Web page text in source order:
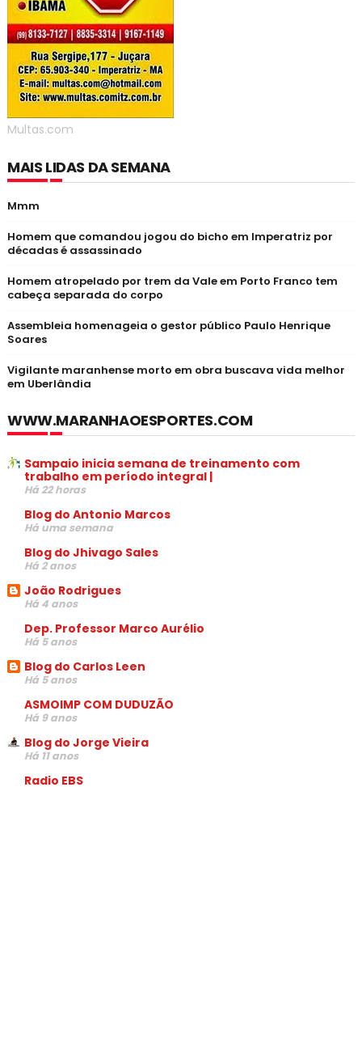
Multas.com
MAIS LIDAS DA SEMANA
Mmm
Homem que comandou jogou do bicho em Imperatriz por
décadas é assassinado
Homem atropelado por trem da Vale em Porto Franco tem
cabeça separada do corpo
Assembleia homenageia o gestor público Paulo Henrique
Soares
Vigilante maranhense morto em obra buscava vida melhor
em Uberlândia
WWW.MARANHAOESPORTES.COM
Sampaio inicia semana de treinamento com
trabalho em período integral |
Há 22 horas
Blog do Antonio Marcos
Há uma semana
Blog do Jhivago Sales
Há 2 anos
João Rodrigues
Há 4 anos
Dep. Professor Marco Aurélio
Há 5 anos
Blog do Carlos Leen
Há 5 anos
ASMOIMP COM DUDUZÃO
Há 9 anos
Blog do Jorge Vieira
Há 11 anos
Radio EBS